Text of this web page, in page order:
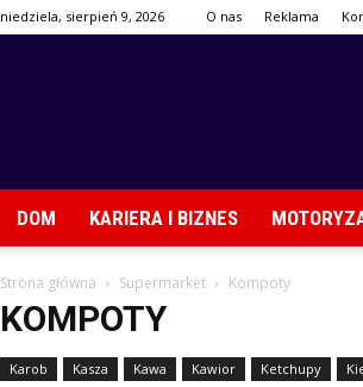
niedziela, sierpień 9, 2026 O nas Reklama
DOM KARIERA I BIZNES
Strona główna Supermarket Kompoty
KOMPOTY
Karob Kasza Kawa Kawior Ketchupy